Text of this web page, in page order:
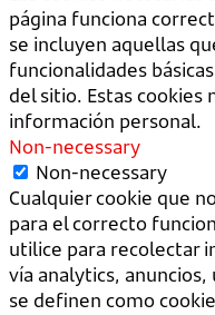
página funciona
se incluyen aquellas
funcionalidades
del sitio. Estas cookies
información personal.
Non-necessary
Non-necessary
Cualquier cookie que
para el correcto
utilice para recolectar
vía analytics,
se definen como